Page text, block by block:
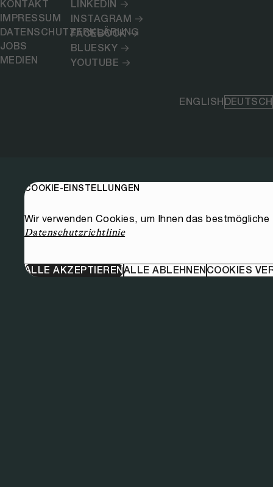
KONTAKT
IMPRESSUM
DATENSCHUTZERKLÄRUNG
JOBS
MEDIEN
LINKEDIN
INSTAGRAM
FACEBOOK
BLUESKY
YOUTUBE
ENGLISH DEUTSCH
COOKIE-EINSTELLUNGEN
Wir verwenden Cookies, um Ihnen das
Datenschutzrichtlinie
ALLE AKZEPTIERENALLE ABLEHNEN COOKIES